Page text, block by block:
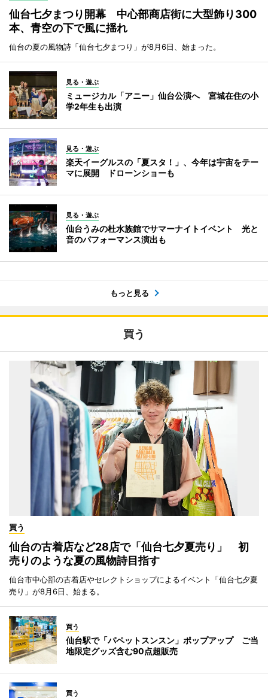
仙台七夕まつり開幕 中心部商店街に大型飾り300
本、青空の下で風に揺れ
仙台の夏の風物詩「仙台七夕まつり」が8月6日、始まった。
見る・遊ぶ
ミュージカル「アニー」仙台公演へ 宮城在住の小
学2年生も出演
見る・遊ぶ
楽天イーグルスの「夏スタ！」、今年は宇宙をテー
マに展開 ドローンショーも
見る・遊ぶ
仙台うみの杜水族館でサマーナイトイベント 光と
音のパフォーマンス演出も
もっと見る
買う
買う
仙台の古着店など28店で「仙台七夕夏売り」 初
売りのような夏の風物詩目指す
仙台市中心部の古着店やセレクトショップによるイベント「仙台七夕夏
売り」が8月6日、始まる。
買う
仙台駅で「パペットスンスン」ポップアップ ご当
地限定グッズ含む90点超販売
買う